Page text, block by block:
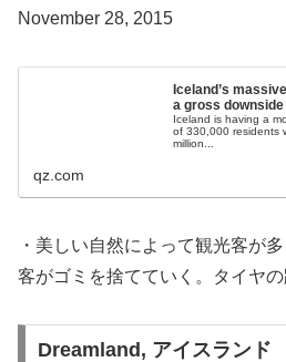
November 28, 2015
Iceland’s
a gross downside
Iceland is having a
of 330,000 residents
million...
qz.com
・美しい自然によって観光客が
客がゴミを捨てていく。タイヤの
Dreamland, アイスラン